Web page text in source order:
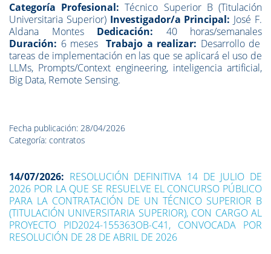
Categoría Profesional:Técnico Superior B (Titulación
Universitaria Superior) Investigador/a Principal: José F.
Aldana Montes Dedicación: 40 horas/semanales
Duración: 6 mesesTrabajo a realizar: Desarrollo de
tareas de implementación en las que se aplicará el uso de
LLMs, Prompts/Context engineering, inteligencia artificial,
Big Data, Remote Sensing.
Fecha publicación: 28/04/2026
Categoría: contratos
14/07/2026: RESOLUCIÓN DEFINITIVA 14 DE JULIO DE
2026 POR LA QUE SE RESUELVE EL CONCURSO PÚBLICO
PARA LA CONTRATACIÓN DE UN TÉCNICO SUPERIOR B
(TITULACIÓN UNIVERSITARIA SUPERIOR), CON CARGO AL
PROYECTO PID2024-155363OB-C41, CONVOCADA POR
RESOLUCIÓN DE 28 DE ABRIL DE 2026